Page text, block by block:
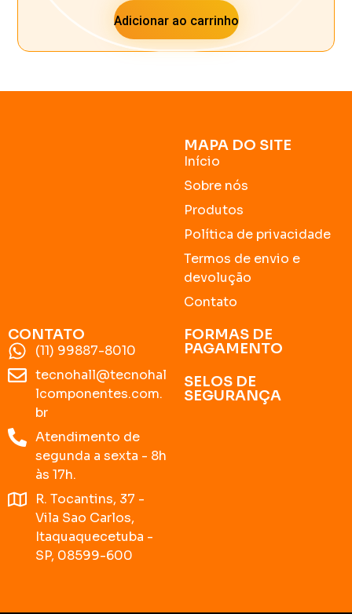
Adicionar ao carrinho
MAPA DO SITE
Início
Sobre nós
Produtos
Política de privacidade
Termos de envio e
devolução
Contato
CONTATO
(11) 99887-8010
tecnohall@tecnohal
lcomponentes.com.
br
Atendimento de
segunda a sexta - 8h
às 17h.
R. Tocantins, 37 -
Vila Sao Carlos,
Itaquaquecetuba -
SP, 08599-600
FORMAS DE
PAGAMENTO
SELOS DE
SEGURANÇA